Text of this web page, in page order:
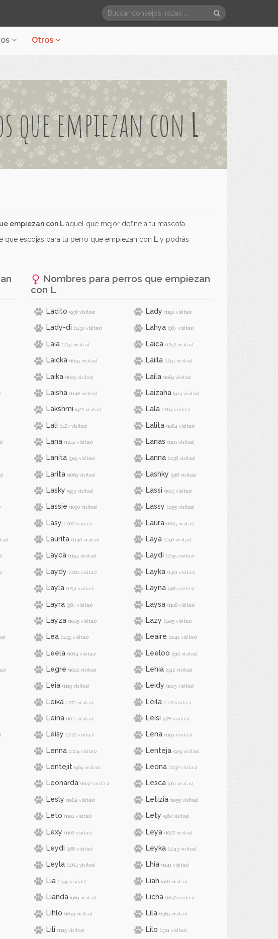
Otros
que empiezan conL
empiezan con L aquel que mejor define a tu mascota.
escojas para tu perro que empiezan con L y podrás
Nombres para perros que empiezan
con L
Lacito (936 visitas) Lady (1190 visitas)
Lady-di (1230 visitas) Lahya (987 visitas)
Laia (1231 visitas) Laica (1252 visitas)
Laicka (1035 visitas) Laiila (1051 visitas)
Laika (1605 visitas) Laila (1089 visitas)
Laisha (1140 visitas) Laizaha (914 visitas)
Lakshmi (922 visitas) Lala (1063 visitas)
Lali (1187 visitas) Lalita (1084 visitas)
Lana (1242 visitas) Lanas (1101 visitas)
Lanita (909 visitas) Lanna (1138 visitas)
Larita (1089 visitas) Lashky (918 visitas)
Lasky (993 visitas) Lassi (1013 visitas)
Lassie (1090 visitas) Lassy (1155 visitas)
Lasy (1000 visitas) Laura (1025 visitas)
Laurita (1140 visitas) Laya (1190 visitas)
Layca (1194 visitas) Laydi (1035 visitas)
Laydy (1062 visitas) Layka (1361 visitas)
Layla (1251 visitas) Layna (986 visitas)
Layra (987 visitas) Laysa (1108 visitas)
Layza (1045 visitas) Lazy (1205 visitas)
Lea (1239 visitas) Leaire (1041 visitas)
Leela (1084 visitas) Leeloo (910 visitas)
Legre (1022 visitas) Lehia (942 visitas)
Leia (1115 visitas) Leidy (1013 visitas)
Leika (1071 visitas) Leila (1110 visitas)
Leina (1011 visitas) Leisi (978 visitas)
Leisy (1022 visitas) Lena (1193 visitas)
Lenna (1104 visitas) Lenteja (979 visitas)
Lentejit (969 visitas) Leona (1037 visitas)
Leonarda (1042 visitas) Lesca (961 visitas)
Lesly (1084 visitas) Letizia (1055 visitas)
Leto (1102 visitas) Lety (960 visitas)
Lexy (1106 visitas) Leya (1027 visitas)
Leydi (986 visitas) Leyka (1243 visitas)
Leyla (1064 visitas) Lhia (1141 visitas)
Lia (1339 visitas) Liah (966 visitas)
Lianda (989 visitas) Licha (1040 visitas)
Lihlo (1033 visitas) Lila (1385 visitas)
Lili (1115 visitas) Lilo (1311 visitas)